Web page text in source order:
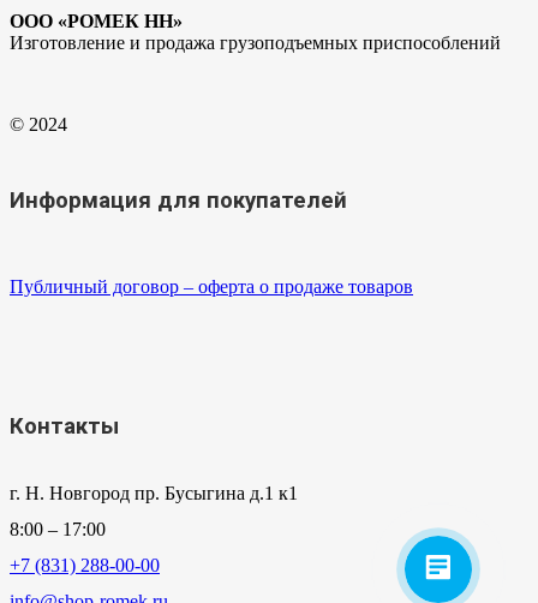
ООО «РОМЕК НН»
Изготовление и продажа грузоподъемных приспособлений
© 2024
Информация для покупателей
Публичный договор – оферта о продаже товаров
Контакты
г. Н. Новгород пр. Бусыгина д.1 к1
8:00 – 17:00
+7 (831) 288-00-00